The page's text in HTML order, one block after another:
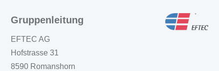
Gruppenleitung
EFTEC AG
Hofstrasse 31
8590 Romanshorn